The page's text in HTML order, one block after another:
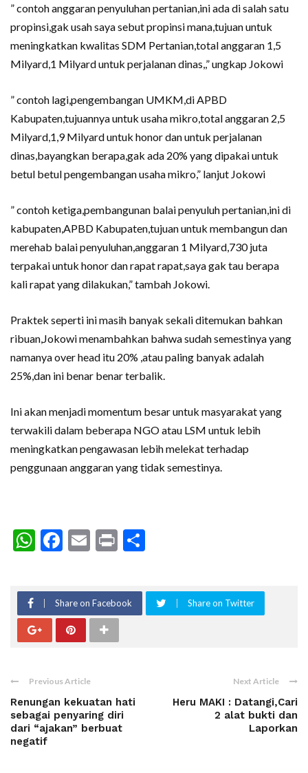
” contoh anggaran penyuluhan pertanian,ini ada di salah satu
propinsi,gak usah saya sebut propinsi mana,tujuan untuk
meningkatkan kwalitas SDM Pertanian,total anggaran 1,5
Milyard,1 Milyard untuk perjalanan dinas,,” ungkap Jokowi
” contoh lagi,pengembangan UMKM,di APBD
Kabupaten,tujuannya untuk usaha mikro,total anggaran 2,5
Milyard,1,9 Milyard untuk honor dan untuk perjalanan
dinas,bayangkan berapa,gak ada 20% yang dipakai untuk
betul betul pengembangan usaha mikro,” lanjut Jokowi
” contoh ketiga,pembangunan balai penyuluh pertanian,ini di
kabupaten,APBD Kabupaten,tujuan untuk membangun dan
merehab balai penyuluhan,anggaran 1 Milyard,730 juta
terpakai untuk honor dan rapat rapat,saya gak tau berapa
kali rapat yang dilakukan,” tambah Jokowi.
Praktek seperti ini masih banyak sekali ditemukan bahkan
ribuan,Jokowi menambahkan bahwa sudah semestinya yang
namanya over head itu 20% ,atau paling banyak adalah
25%,dan ini benar benar terbalik.
Ini akan menjadi momentum besar untuk masyarakat yang
terwakili dalam beberapa NGO atau LSM untuk lebih
meningkatkan pengawasan lebih melekat terhadap
penggunaan anggaran yang tidak semestinya.
WhatsApp
Facebook
Email
Print
Share on Facebook Share on Twitter
Previous Article
Renungan kekuatan hati
sebagai penyaring diri
dari “ajakan” berbuat
negatif
Next Article
Heru MAKI : Datangi,Cari
2 alat bukti dan
Laporkan